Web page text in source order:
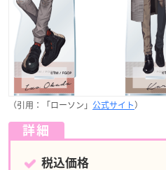
（引用：「ローソン」 公式サイト）
詳細
税込価格